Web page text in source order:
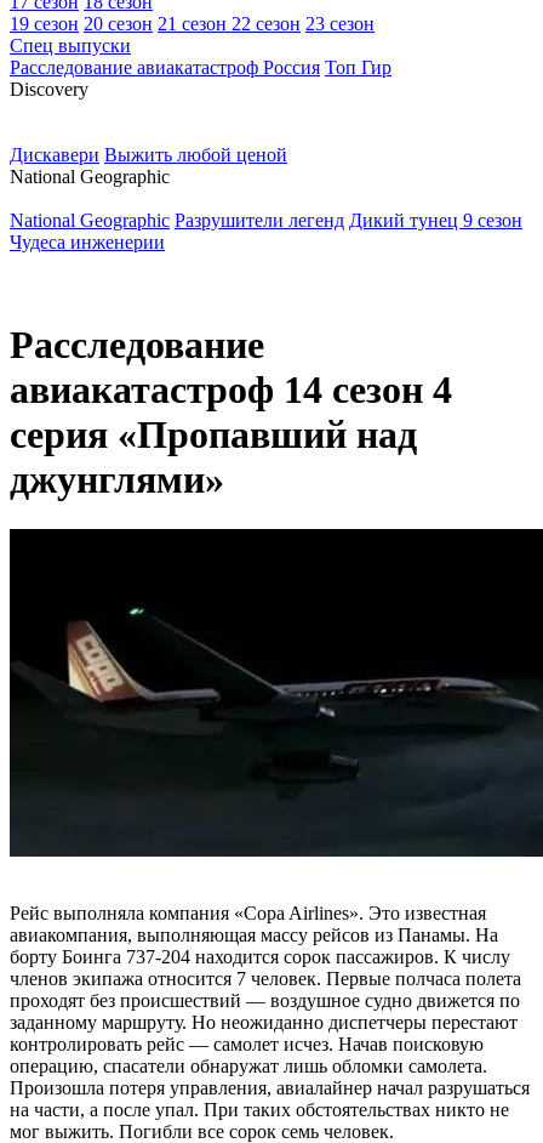
19 сезон 20 сезон 21 сезон 22 сезон 23 сезон
Спец выпуски
Расследование авиакатастроф Россия Топ Гир
Discovery
Дискавери Выжить любой ценой
National Geographic
National Geographic Разрушители легенд Дикий тунец 9 сезон
Чудеса инженерии
Расследование
авиакатастроф 14 сезон 4
серия «Пропавший над
джунглями»
Рейс выполняла компания «Copa Airlines». Это известная
авиакомпания, выполняющая массу рейсов из Панамы. На
борту Боинга 737-204 находится сорок пассажиров. К числу
членов экипажа относится 7 человек. Первые полчаса полета
проходят без происшествий — воздушное судно движется по
заданному маршруту. Но неожиданно диспетчеры перестают
контролировать рейс — самолет исчез. Начав поисковую
операцию, спасатели обнаружат лишь обломки самолета.
Произошла потеря управления, авиалайнер начал разрушаться
на части, а после упал. При таких обстоятельствах никто не
мог выжить. Погибли все сорок семь человек.